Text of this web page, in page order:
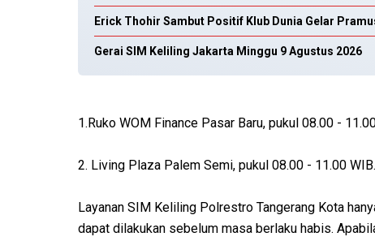
Erick Thohir Sambut Positif Klub Dunia Gelar
Gerai SIM Keliling Jakarta Minggu 9 Agustus 2026
1.Ruko WOM Finance Pasar Baru, pukul 08.00 -
2. Living Plaza Palem Semi, pukul 08.00 - 11.00 WIB.
Layanan SIM Keliling Polrestro Tangerang Kota
dapat dilakukan sebelum masa berlaku habis.